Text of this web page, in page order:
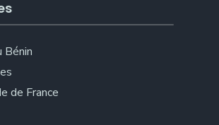
Bénin
de France